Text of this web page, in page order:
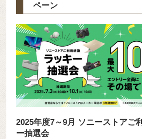
ペーン
2025年度7～9月 ソニーストアご
ー抽選会